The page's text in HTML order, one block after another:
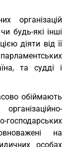
організацій
будь-які інші
діяти від її
та судді і
обіймають
на
особах